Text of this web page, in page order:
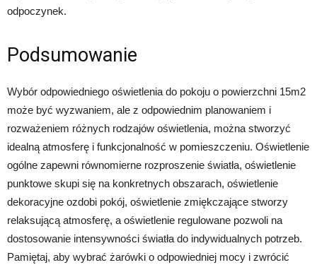
odpoczynek.
Podsumowanie
Wybór odpowiedniego oświetlenia do pokoju o powierzchni 15m2
może być wyzwaniem, ale z odpowiednim planowaniem i
rozważeniem różnych rodzajów oświetlenia, można stworzyć
idealną atmosferę i funkcjonalność w pomieszczeniu. Oświetlenie
ogólne zapewni równomierne rozproszenie światła, oświetlenie
punktowe skupi się na konkretnych obszarach, oświetlenie
dekoracyjne ozdobi pokój, oświetlenie zmiękczające stworzy
relaksującą atmosferę, a oświetlenie regulowane pozwoli na
dostosowanie intensywności światła do indywidualnych potrzeb.
Pamiętaj, aby wybrać żarówki o odpowiedniej mocy i zwrócić